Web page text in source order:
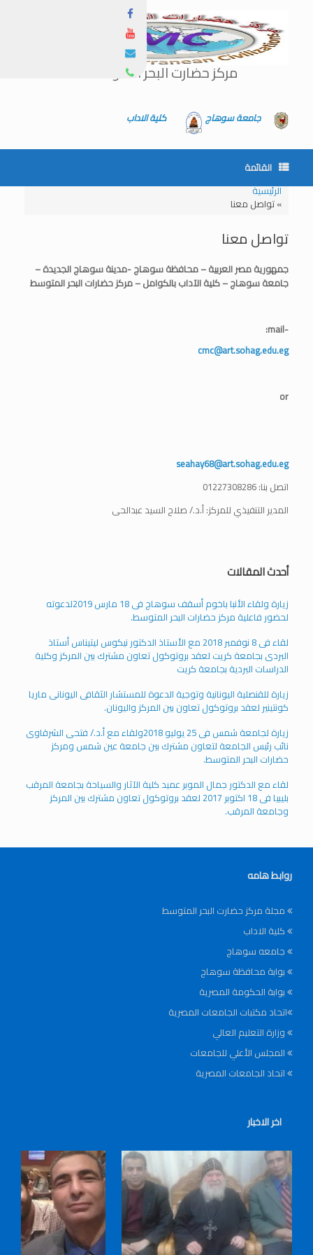
مركز حضارت البحر المتوسط
جامعة سوهاج كلية الاداب
القائمة
الرئيسية
»تواصل معنا
تواصل معنا
جمهورية مصر العربية – محافظة سوهاج -مدينة سوهاج الجديدة –
جامعة سوهاج – كلية الآداب بالكوامل – مركز حضارات البحر المتوسط
-mail:
cmc@art.sohag.edu.eg
or
seahay68@art.sohag.edu.eg
اتصل بنا: 01227308286
المدير التنفيذي للمركز: أ.د./ صلاح السيد عبدالحى
أحدث المقالات
زيارة ولقاء الأنبا باخوم أسقف سوهاج فى 18 مارس 2019لدعوته
لحضور فاعلية مركز حضارات البحر المتوسط.
لقاء فى 8 نوفمبر 2018 مع الأستاذ الدكتور نيكوس ليتيناس أستاذ
البردى بجامعة كريت لعقد بروتوكول تعاون مشترك بين المركز وكلية
الدراسات البردية بجامعة كريت
زيارة للقنصلية اليونانية وتوجية الدعوة للمستشار الثقافى اليونانى ماريا
كونتينير لعقد بروتوكول تعاون بين المركز واليونان.
زيارة لجامعة شمس فى 25 يوليو 2018ولقاء مع أ.د./ فتحى الشرقاوى
نائب رئيس الجامعة لتعاون مشترك بين جامعة عين شمس ومركز
حضارات البحر المتوسط.
لقاء مع الدكتور جمال الموبر عميد كلية الآثار والسياحة بجامعة المرقب
بليبيا فى 18 اكتوبر 2017 لعقد بروتوكول تعاون مشترك بين المركز
وجامعة المرقب.
روابط هامه
مجلة مركز حضارت البحر المتوسط
كلية الاداب
جامعه سوهاج
بوابة محافظة سوهاج
بوابة الحكومة المصرية
اتحاد مكتبات الجامعات المصرية
وزارة التعليم العالي
المجلس الأعلي للجامعات
اتحاد الجامعات المصرية
اخر الاخبار